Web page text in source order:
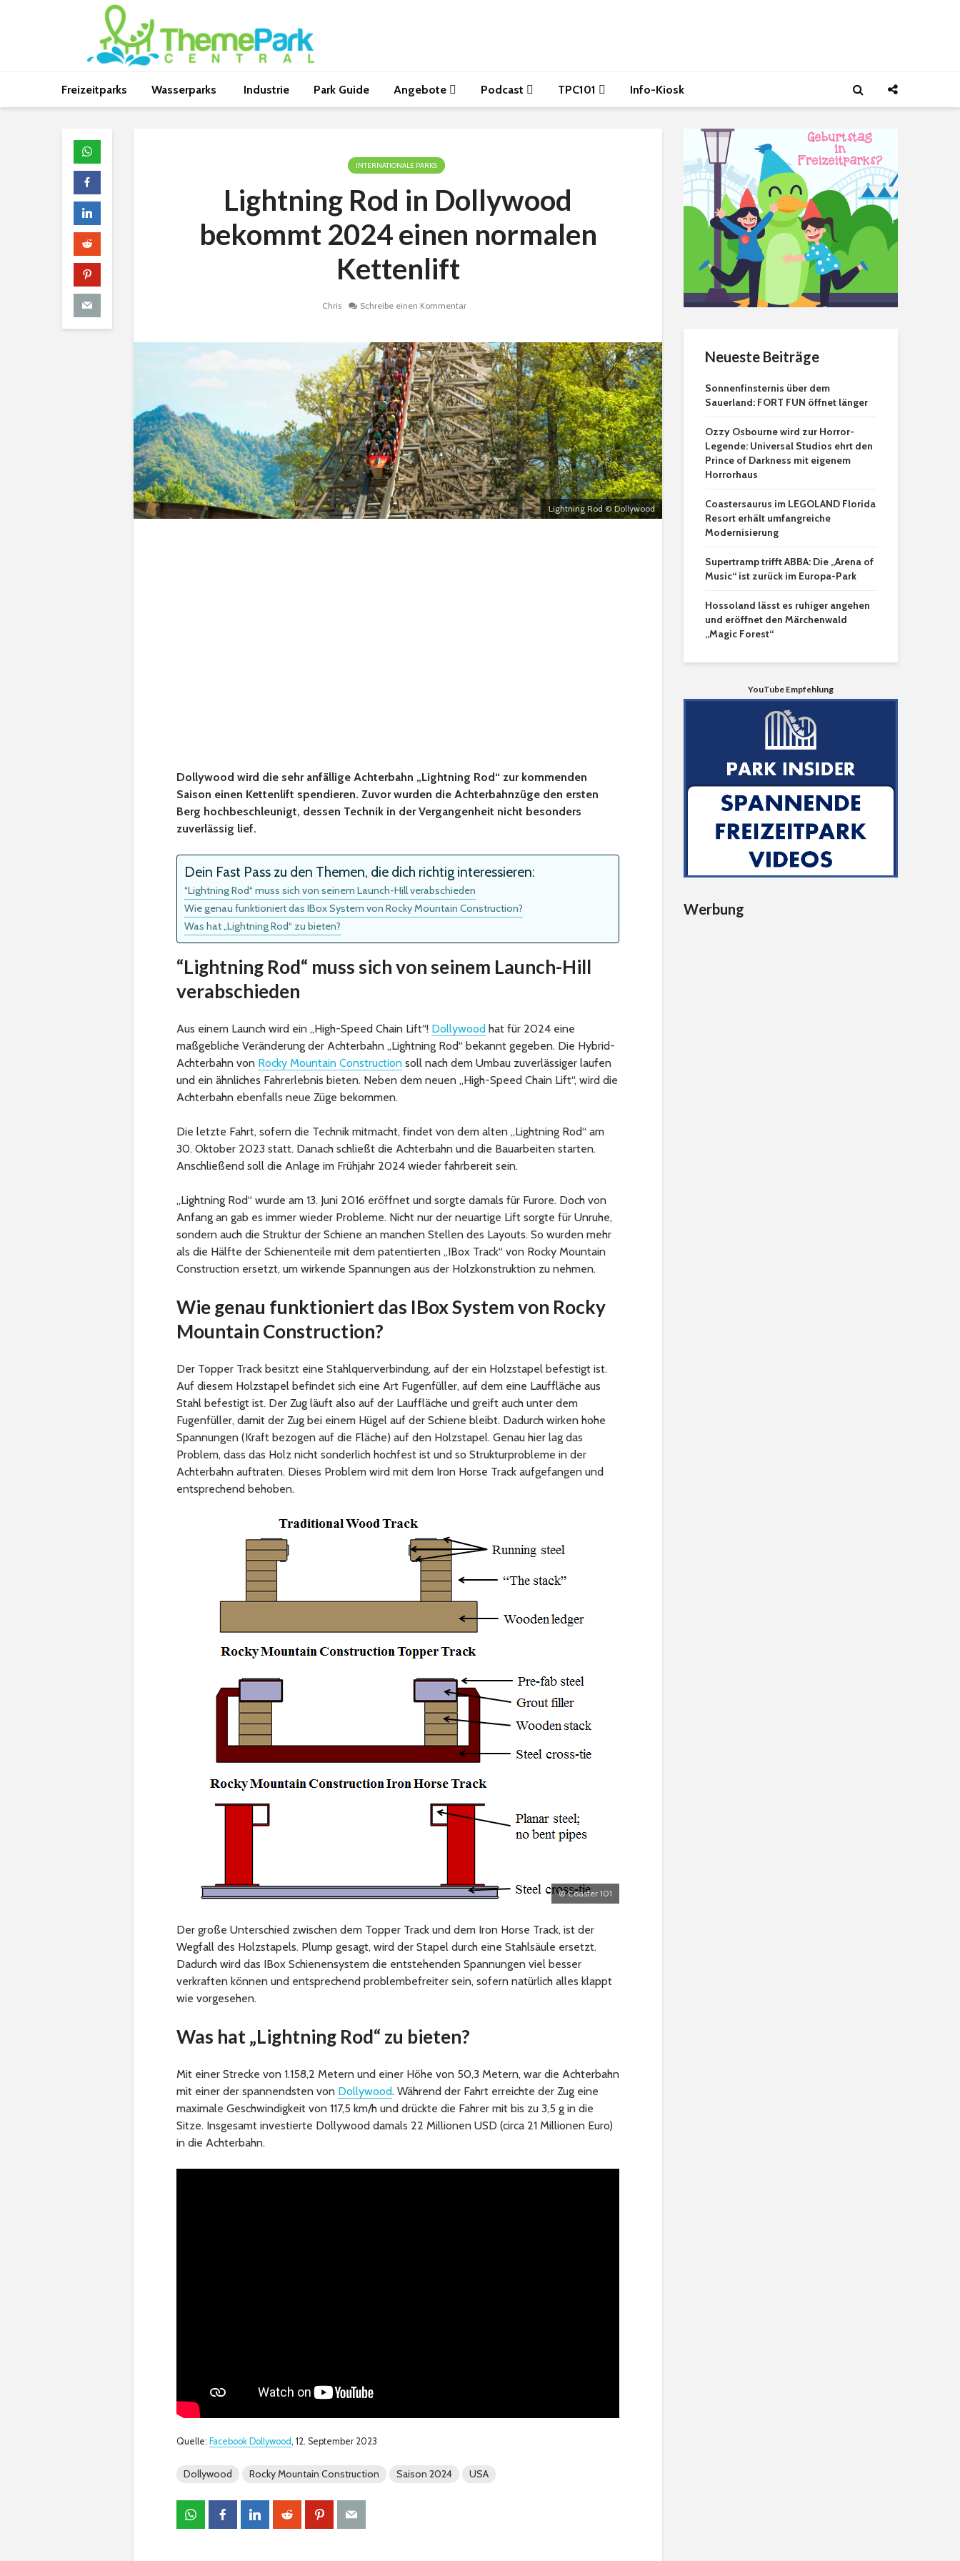
Freizeitparks Wasserparks Industrie Park Guide Angebote Podcast TPC101 Info-Kiosk
INTERNATIONALE PARKS
Lightning Rod in Dollywood
bekommt 2024 einen normalen
Kettenlift
Chris Schreibe einen Kommentar
Lightning Rod © Dollywood
Dollywood wird die sehr anfällige Achterbahn „Lightning Rod“ zur kommenden
Saison einen Kettenlift spendieren. Zuvor wurden die Achterbahnzüge den ersten
Berg hochbeschleunigt, dessen Technik in der Vergangenheit nicht besonders
zuverlässig lief.
Dein Fast Pass zu den Themen, die dich richtig interessieren:
“Lightning Rod“ muss sich von seinem Launch-Hill verabschieden
Wie genau funktioniert das IBox System von Rocky Mountain Construction?
Was hat „Lightning Rod“ zu bieten?
“Lightning Rod“ muss sich von seinem Launch-Hill
verabschieden
Aus einem Launch wird ein „High-Speed Chain Lift“! Dollywood hat für 2024 eine
maßgebliche Veränderung der Achterbahn „Lightning Rod“ bekannt gegeben. Die Hybrid-
Achterbahn von Rocky Mountain Construction soll nach dem Umbau zuverlässiger laufen
und ein ähnliches Fahrerlebnis bieten. Neben dem neuen „High-Speed Chain Lift“, wird die
Achterbahn ebenfalls neue Züge bekommen.
Die letzte Fahrt, sofern die Technik mitmacht, findet von dem alten „Lightning Rod“ am
30. Oktober 2023 statt. Danach schließt die Achterbahn und die Bauarbeiten starten.
Anschließend soll die Anlage im Frühjahr 2024 wieder fahrbereit sein.
„Lightning Rod“ wurde am 13. Juni 2016 eröffnet und sorgte damals für Furore. Doch von
Anfang an gab es immer wieder Probleme. Nicht nur der neuartige Lift sorgte für Unruhe,
sondern auch die Struktur der Schiene an manchen Stellen des Layouts. So wurden mehr
als die Hälfte der Schienenteile mit dem patentierten „IBox Track“ von Rocky Mountain
Construction ersetzt, um wirkende Spannungen aus der Holzkonstruktion zu nehmen.
Wie genau funktioniert das IBox System von Rocky
Mountain Construction?
Der Topper Track besitzt eine Stahlquerverbindung, auf der ein Holzstapel befestigt ist.
Auf diesem Holzstapel befindet sich eine Art Fugenfüller, auf dem eine Lauffläche aus
Stahl befestigt ist. Der Zug läuft also auf der Lauffläche und greift auch unter dem
Fugenfüller, damit der Zug bei einem Hügel auf der Schiene bleibt. Dadurch wirken hohe
Spannungen (Kraft bezogen auf die Fläche) auf den Holzstapel. Genau hier lag das
Problem, dass das Holz nicht sonderlich hochfest ist und so Strukturprobleme in der
Achterbahn auftraten. Dieses Problem wird mit dem Iron Horse Track aufgefangen und
entsprechend behoben.
© Coaster 101
Der große Unterschied zwischen dem Topper Track und dem Iron Horse Track, ist der
Wegfall des Holzstapels. Plump gesagt, wird der Stapel durch eine Stahlsäule ersetzt.
Dadurch wird das IBox Schienensystem die entstehenden Spannungen viel besser
verkraften können und entsprechend problembefreiter sein, sofern natürlich alles klappt
wie vorgesehen.
Was hat „Lightning Rod“ zu bieten?
Mit einer Strecke von 1.158,2 Metern und einer Höhe von 50,3 Metern, war die Achterbahn
mit einer der spannendsten von Dollywood. Während der Fahrt erreichte der Zug eine
maximale Geschwindigkeit von 117,5 km/h und drückte die Fahrer mit bis zu 3,5 g in die
Sitze. Insgesamt investierte Dollywood damals 22 Millionen USD (circa 21 Millionen Euro)
in die Achterbahn.
Quelle: Facebook Dollywood, 12. September 2023
Dollywood Rocky Mountain Construction Saison 2024 USA
Neueste Beiträge
Sonnenfinsternis über dem
Sauerland: FORT FUN öffnet länger
Ozzy Osbourne wird zur Horror-
Legende: Universal Studios ehrt den
Prince of Darkness mit eigenem
Horrorhaus
Coastersaurus im LEGOLAND Florida
Resort erhält umfangreiche
Modernisierung
Supertramp trifft ABBA: Die „Arena of
Music“ ist zurück im Europa-Park
Hossoland lässt es ruhiger angehen
und eröffnet den Märchenwald
„Magic Forest“
YouTube Empfehlung
Werbung